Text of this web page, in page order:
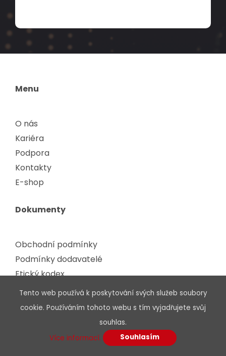
Menu
O nás
Kariéra
Podpora
Kontakty
E-shop
Dokumenty
Obchodní podmínky
Podmínky dodavatelé
Etický kodex
Certifikáty, osvědčení
Zpracování odpadu
Tento web používá k poskytování svých služeb soubory
cookie. Používáním tohoto webu s tím vyjadřujete svůj
souhlas.
Více informací.
Souhlasím